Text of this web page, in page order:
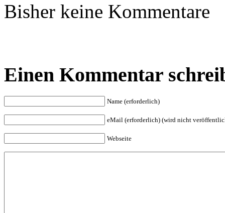
Bisher keine Kommentare
Einen Kommentar
Name (erforderlich)
eMail (erforderlich) (wird nicht
Webseite